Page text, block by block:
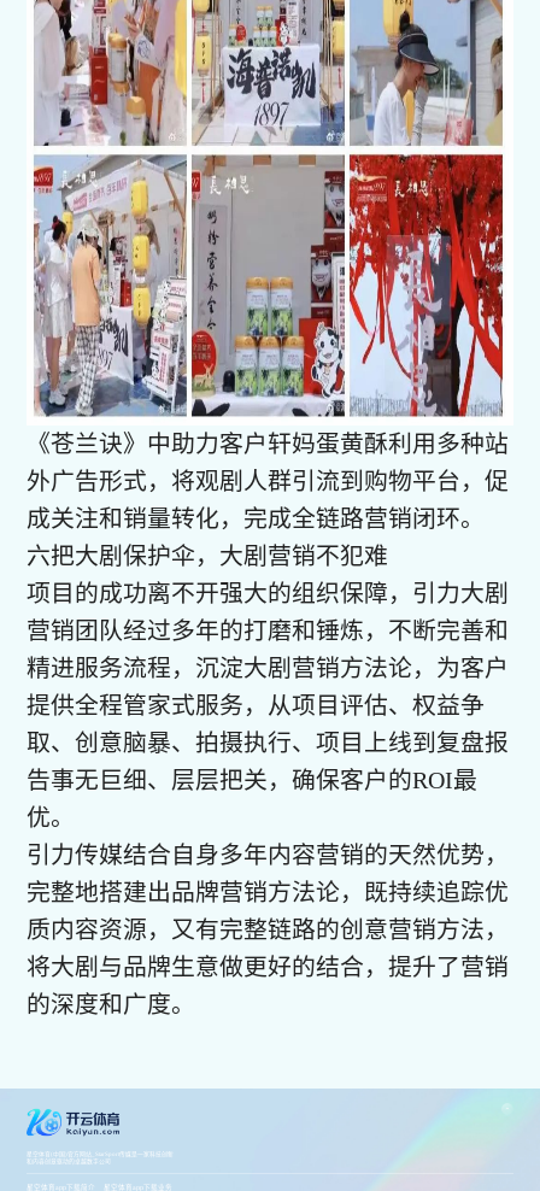
《苍兰诀》中助力客户轩妈蛋黄酥利用多种站
外广告形式，将观剧人群引流到购物平台，促
成关注和销量转化，完成全链路营销闭环。
六把大剧保护伞，大剧营销不犯难
项目的成功离不开强大的组织保障，引力大剧
营销团队经过多年的打磨和锤炼，不断完善和
精进服务流程，沉淀大剧营销方法论，为客户
提供全程管家式服务，从项目评估、权益争
取、创意脑暴、拍摄执行、项目上线到复盘报
告事无巨细、层层把关，确保客户的ROI最
优。
引力传媒结合自身多年内容营销的天然优势，
完整地搭建出品牌营销方法论，既持续追踪优
质内容资源，又有完整链路的创意营销方法，
将大剧与品牌生意做更好的结合，提升了营销
的深度和广度。
星空体育(中国)官方网站_StarSport传媒是一家科技创新
和内容创意驱动的卓越数字公司
星空体育app下载简介 星空体育app下载业务